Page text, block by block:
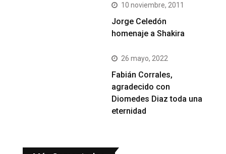
10 noviembre, 2011
Jorge Celedón
homenaje a Shakira
26 mayo, 2022
Fabián Corrales,
agradecido con
Diomedes Diaz toda una
eternidad